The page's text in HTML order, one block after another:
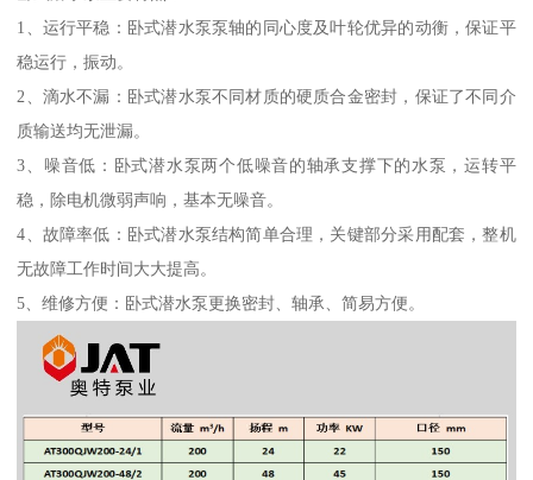
1、运行平稳：卧式潜水泵泵轴的同心度及叶轮优异的动衡，保证平
稳运行，振动。
2、滴水不漏：卧式潜水泵不同材质的硬质合金密封，保证了不同介
质输送均无泄漏。
3、噪音低：卧式潜水泵两个低噪音的轴承支撑下的水泵，运转平
稳，除电机微弱声响，基本无噪音。
4、故障率低：卧式潜水泵结构简单合理，关键部分采用配套，整机
无故障工作时间大大提高。
5、维修方便：卧式潜水泵更换密封、轴承、简易方便。